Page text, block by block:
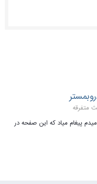
متفرقه
پیغام میاد که این صفحه در